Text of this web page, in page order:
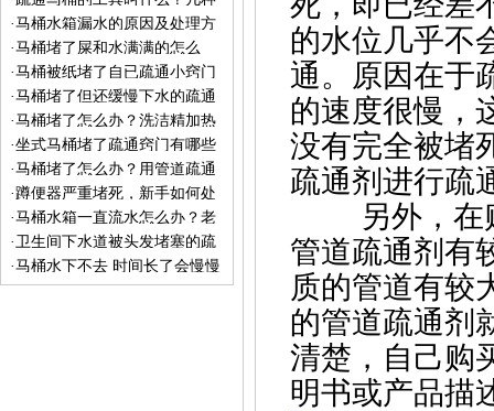
疏通工具的普及
·马桶水箱漏水的原因及处理方
法
·马桶堵了屎和水满满的怎么
办？
·马桶被纸堵了自已疏通小窍门
·马桶堵了但还缓慢下水的疏通
方法
·马桶堵了怎么办？洗洁精加热
水让你见证神奇一刻
·坐式马桶堵了疏通窍门有哪些
·马桶堵了怎么办？用管道疏通
剂能通吗？
·蹲便器严重堵死，新手如何处
理
·马桶水箱一直流水怎么办？老
师傅告诉你实用的检修方法
·卫生间下水道被头发堵塞的疏
通方法
·马桶水下不去 时间长了会慢慢
的水位几乎不
通。原因在于
的速度很慢，
没有完全被堵
疏通剂进行疏
另外，在购
管道疏通剂有
质的管道有较
的管道疏通剂
清楚，自己购
明书或产品描